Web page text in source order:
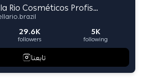
Bella Rio Cosméticos Profissional
29.6K
followers
5K
following
تابعنا